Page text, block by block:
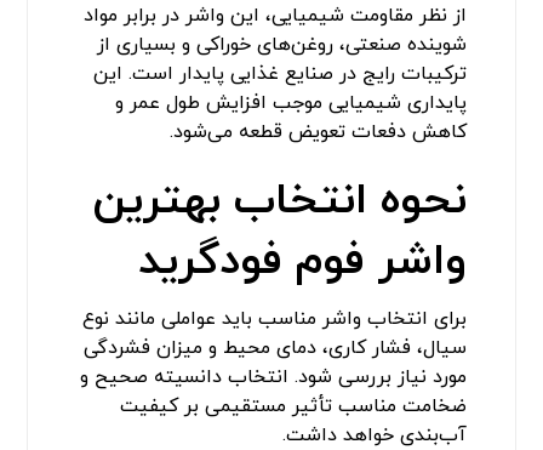
از نظر مقاومت شیمیایی، این واشر در برابر مواد
شوینده صنعتی، روغن‌های خوراکی و بسیاری از
ترکیبات رایج در صنایع غذایی پایدار است. این
پایداری شیمیایی موجب افزایش طول عمر و
کاهش دفعات تعویض قطعه می‌شود.
نحوه انتخاب بهترین
واشر فوم فودگرید
برای انتخاب واشر مناسب باید عواملی مانند نوع
سیال، فشار کاری، دمای محیط و میزان فشردگی
مورد نیاز بررسی شود. انتخاب دانسیته صحیح و
ضخامت مناسب تأثیر مستقیمی بر کیفیت
آب‌بندی خواهد داشت.